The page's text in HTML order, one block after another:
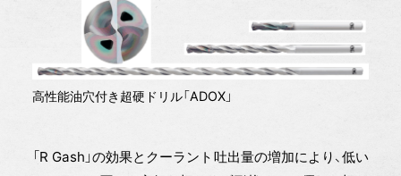
高性能油穴付き超硬ドリル「ADOX」
「R Gash」の効果とクーラント吐出量の増加により、低い